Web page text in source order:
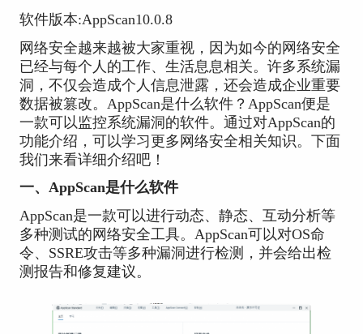
软件版本:AppScan10.0.8
网络安全越来越被大家重视，因为如今的网络安全
已经与每个人的工作、生活息息相关。许多系统漏
洞，不仅会造成个人信息泄露，还会造成企业重要
数据被篡改。AppScan是什么软件？AppScan便是
一款可以监控系统漏洞的软件。通过对AppScan的
功能介绍，可以学习更多网络安全相关知识。下面
我们来看详细介绍吧！
一、AppScan是什么软件
AppScan是一款可以进行动态、静态、互动分析等
多种测试的网络安全工具。 AppScan可以对OS命
令、SSRE攻击等多种漏洞进行检测，并会给出检
测报告和修复建议。